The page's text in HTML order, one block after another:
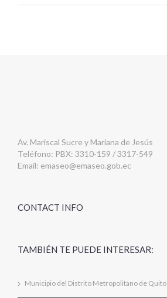
Av. Mariscal Sucre y Mariana de Jesús
Teléfono: PBX: 3310-159 / 3317-549
Email: emaseo@emaseo.gob.ec
CONTACT INFO
TAMBIÉN TE PUEDE INTERESAR:
Municipio del Distrito Metropolitano de Quito